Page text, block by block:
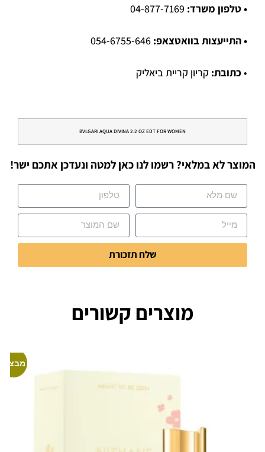
• טלפון משרד:
• התייעצות בוואטצאפ:
• כתובת: קריון קריית ביאליק
BVLGARI AQUA DIVINA 2.2 OZ EDT FOR WOMEN
המוצר לא במלאי? רשמו לנו כאן למטה ונעדכן אתכם ישר!
שלח תזכורת
מוצרים קשורים
מבצע!